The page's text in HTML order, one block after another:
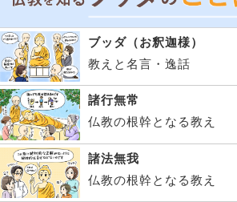
ブッダ（お釈迦様）
教えと名言・逸話
諸行無常
仏教の根幹となる教え
諸法無我
仏教の根幹となる教え